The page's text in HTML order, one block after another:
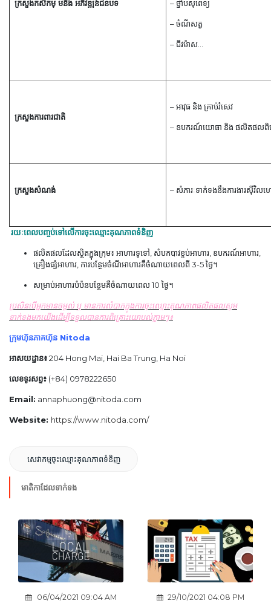
ក្រសួងកសិកម្ មនិង អភិវឌ្ឍន៍ជនបទ – ថ្នាំ​បសុពេទ្យ
– ចំណីសត្វ
– ជីវម៉ាស…
ក្រសួងការពារជាតិ
– អាវុធ និង គ្រាប់រំសេវ
– ឧបករណ៍យោធា និង ផលិតផលពិ
ក្រសួងសំណង់ – សំភារៈទាក់ទងនឹងការងារស៊ីវិលហេ
រយៈពេលបញ្ចប់ទៅលើការចុះឈ្មោះគុណភាពទំនិញ
ផលិតផលដែលស្ថិតក្នុងក្រុម៖ អាហារទូទៅ, សំបកបាវខ្ចប់អាហារ, ឧបករណ៍អាហារ,
គ្រឿងផ្សំអាហារ, ការបន្ថែមចំណីអាហារគឺចំណាយពេលពី 3-5 ថ្ងៃ។
សម្រាប់អាហារបំប៉នបន្ថែមគឺចំណាយពេល 10 ថ្ងៃ។
ប្រសិនបើអ្នកមានចម្ងល់ ឬ មានការលំបាកក្នុងការចុះឈ្មោះគុណភាពផលិតផលសូម
ទាក់ទងមកយើងដើម្បីទទួលបានការពិគ្រោះយោបល់ភ្លាមៗ៖
ក្រុមហ៊ុនភាគហ៊ុន Nitoda
អាសយដ្ឋាន៖204 Hong Mai, Hai Ba Trung, Ha Noi
លេខទូរសព្ទ៖ (+84) 0978222650
Email: annaphuong@nitoda.com
Website: https://www.nitoda.com/
សេវាកម្មចុះឈ្មោះគុណភាពទំនិញ
មាតិកាដែលទាក់ទង
06/04/2021 09:04 AM 29/10/2021 04:08 PM